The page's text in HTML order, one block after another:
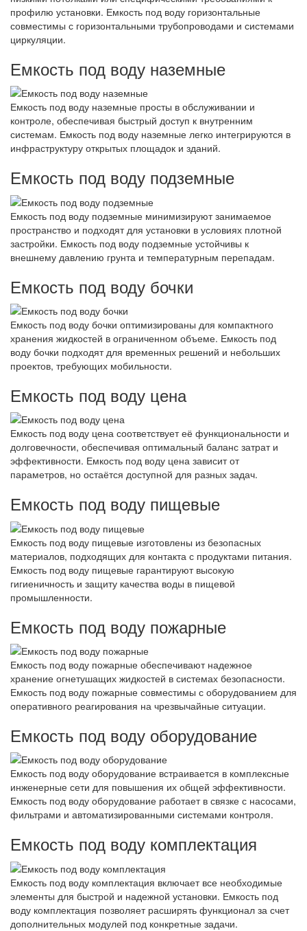
профилю установки. Емкость под воду горизонтальные
совместимы с горизонтальными трубопроводами и системами
циркуляции.
Емкость под воду наземные
Емкость под воду наземные просты в обслуживании и
контроле, обеспечивая быстрый доступ к внутренним
системам. Емкость под воду наземные легко интегрируются в
инфраструктуру открытых площадок и зданий.
Емкость под воду подземные
Емкость под воду подземные минимизируют занимаемое
пространство и подходят для установки в условиях плотной
застройки. Емкость под воду подземные устойчивы к
внешнему давлению грунта и температурным перепадам.
Емкость под воду бочки
Емкость под воду бочки оптимизированы для компактного
хранения жидкостей в ограниченном объеме. Емкость под
воду бочки подходят для временных решений и небольших
проектов, требующих мобильности.
Емкость под воду цена
Емкость под воду цена соответствует её функциональности и
долговечности, обеспечивая оптимальный баланс затрат и
эффективности. Емкость под воду цена зависит от
параметров, но остаётся доступной для разных задач.
Емкость под воду пищевые
Емкость под воду пищевые изготовлены из безопасных
материалов, подходящих для контакта с продуктами питания.
Емкость под воду пищевые гарантируют высокую
гигиеничность и защиту качества воды в пищевой
промышленности.
Емкость под воду пожарные
Емкость под воду пожарные обеспечивают надежное
хранение огнетушащих жидкостей в системах безопасности.
Емкость под воду пожарные совместимы с оборудованием для
оперативного реагирования на чрезвычайные ситуации.
Емкость под воду оборудование
Емкость под воду оборудование встраивается в комплексные
инженерные сети для повышения их общей эффективности.
Емкость под воду оборудование работает в связке с насосами,
фильтрами и автоматизированными системами контроля.
Емкость под воду комплектация
Емкость под воду комплектация включает все необходимые
элементы для быстрой и надежной установки. Емкость под
воду комплектация позволяет расширять функционал за счет
дополнительных модулей под конкретные задачи.